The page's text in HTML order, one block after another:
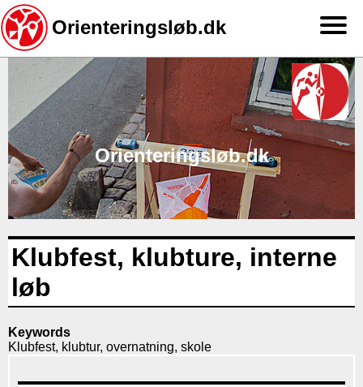
hovedindhold
Orienteringsløb.dk
Orienteringsløb.dk
Klubfest, klubture, interne
løb
Keywords
Klubfest, klubtur, overnatning, skole